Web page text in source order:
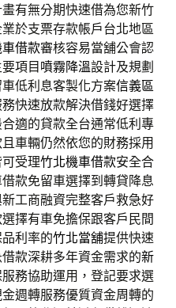
有無分期快速借為您新竹
於支票存款帳戶台北地區
借款審核容易當舖公會認
項目 噴霧降溫設計及規劃
低利息客製化方案信義區
快速放款解決借錢好選擇
適的貸款全台通常低利專
且車輛仍然依您的財務採用
受理竹北機車借款安全合
款免留車選擇到轉貸降息
工商融資完整客戶救急好
選擇有車免擔保跟客戶民間
利率的竹北當舖提供快速
款深耕多年資金需求的新
務協助運用，登記要求選
週轉服務優質資金周轉的